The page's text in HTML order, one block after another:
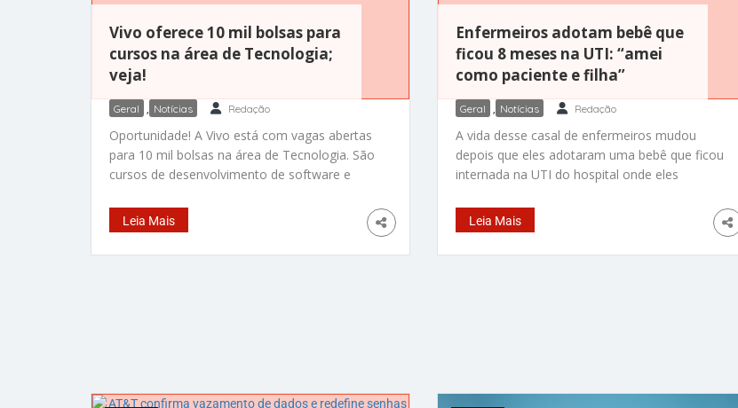
Vivo oferece 10 mil bolsas para
cursos na área de Tecnologia;
veja!
Geral , Notícias Redação
Oportunidade! A Vivo está com vagas abertas
para 10 mil bolsas na área de Tecnologia. São
cursos de desenvolvimento de software e
telefonia está oferecendo gratuitamente. As
bolsas são válidas para estudantes
universitários de todo o país, que queiram
Leia Mais
Enfermeiros adotam bebê que
ficou 8 meses na UTI: “amei
como paciente e filha”
Geral , Notícias Redação
A vida desse casal de enfermeiros mudou
depois que eles adotaram uma bebê que ficou
internada na UTI do hospital onde eles
estado grave e foi abandonada pela mãe
depois de um tempo. Foi quando os
enfermeiros se aproximaram da menina e
Leia Mais